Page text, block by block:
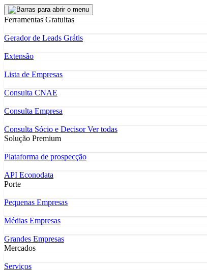
Ferramentas Gratuitas
Gerador de Leads Grátis
Extensão
Lista de Empresas
Consulta CNAE
Consulta Empresa
Consulta Sócio e DecisorVer todas
Solução Premium
Plataforma de prospecção
API Econodata
Porte
Pequenas Empresas
Médias Empresas
Grandes Empresas
Mercados
Serviços